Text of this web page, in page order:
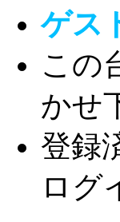
ゲス
この
かせ
登録
ログ